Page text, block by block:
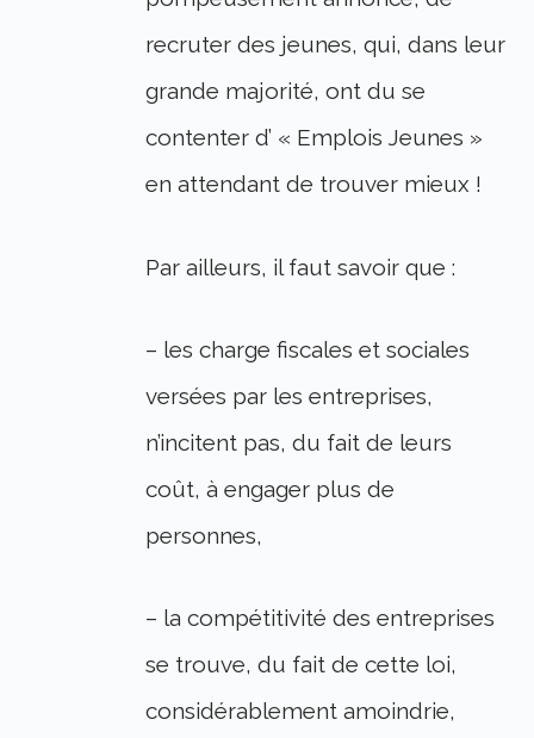
recruter des jeunes, qui, dans leur
grande majorité, ont du se
contenter d’ « Emplois Jeunes »
en attendant de trouver mieux !
Par ailleurs, il faut savoir que :
– les charge fiscales et sociales
versées par les entreprises,
n’incitent pas, du fait de leurs
coût, à engager plus de
personnes,
– la compétitivité des entreprises
se trouve, du fait de cette loi,
considérablement amoindrie,